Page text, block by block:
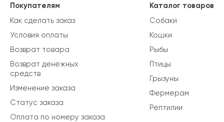
Каталог товаров
Собаки
Кошки
Рыбы
Птицы
Грызуны
Фермерам
Рептилии
Покупателям
Как сделать заказ
Условия оплаты
Возврат товара
Возврат денежных
средств
Изменение заказа
Статус заказа
Оплата по номеру заказа